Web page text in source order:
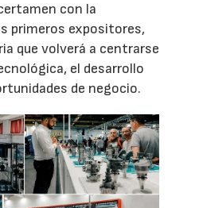
con la
primeros expositores,
que volverá a centrarse
el desarrollo
de negocio.